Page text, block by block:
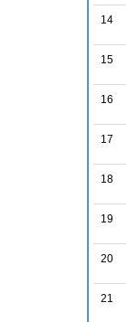
14
15
16
17
18
19
20
21